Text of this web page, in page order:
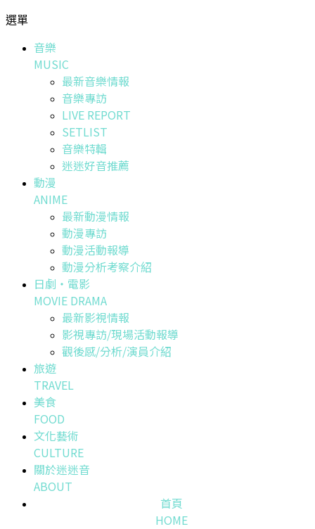
選單
音樂
MUSIC
最新音樂情報
音樂專訪
LIVE REPORT
SETLIST
音樂特輯
迷迷好音推薦
動漫
ANIME
最新動漫情報
動漫專訪
動漫活動報導
動漫分析考察介紹
日劇・電影
MOVIE DRAMA
最新影視情報
影視專訪/現場活動報導
觀後感/分析/演員介紹
旅遊
TRAVEL
美食
FOOD
文化藝術
CULTURE
關於迷迷音
ABOUT
首頁
HOME